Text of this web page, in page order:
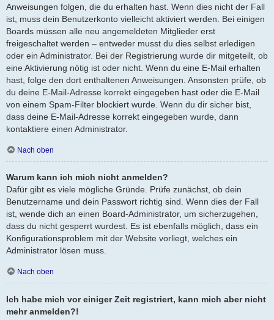
Anweisungen folgen, die du erhalten hast. Wenn dies nicht der Fall
ist, muss dein Benutzerkonto vielleicht aktiviert werden. Bei einigen
Boards müssen alle neu angemeldeten Mitglieder erst
freigeschaltet werden – entweder musst du dies selbst erledigen
oder ein Administrator. Bei der Registrierung wurde dir mitgeteilt, ob
eine Aktivierung nötig ist oder nicht. Wenn du eine E-Mail erhalten
hast, folge den dort enthaltenen Anweisungen. Ansonsten prüfe, ob
du deine E-Mail-Adresse korrekt eingegeben hast oder die E-Mail
von einem Spam-Filter blockiert wurde. Wenn du dir sicher bist,
dass deine E-Mail-Adresse korrekt eingegeben wurde, dann
kontaktiere einen Administrator.
Nach oben
Warum kann ich mich nicht anmelden?
Dafür gibt es viele mögliche Gründe. Prüfe zunächst, ob dein
Benutzername und dein Passwort richtig sind. Wenn dies der Fall
ist, wende dich an einen Board-Administrator, um sicherzugehen,
dass du nicht gesperrt wurdest. Es ist ebenfalls möglich, dass ein
Konfigurationsproblem mit der Website vorliegt, welches ein
Administrator lösen muss.
Nach oben
Ich habe mich vor einiger Zeit registriert, kann mich aber nicht
mehr anmelden?!